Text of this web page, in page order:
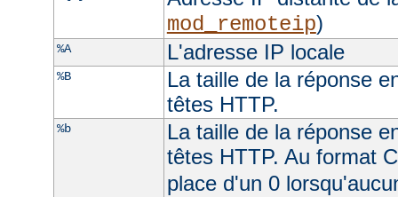
mod_remoteip)
%A L'adresse IP locale
%B
La taille de la réponse
têtes HTTP.
%b
La taille de la réponse
têtes HTTP. Au format
place d'un 0